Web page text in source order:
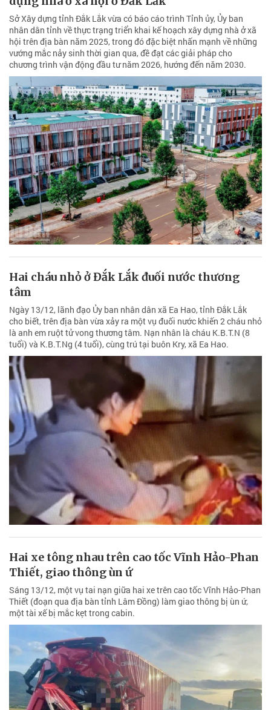
Sở Xây dựng tỉnh Đắk Lắk vừa có báo cáo trình Tỉnh ủy, Ủy ban
nhân dân tỉnh về thực trạng triển khai kế hoạch xây dựng nhà ở xã
hội trên địa bàn năm 2025, trong đó đặc biệt nhấn mạnh về những
vướng mắc nảy sinh thời gian qua, đề đạt các giải pháp cho
chương trình vận động đầu tư năm 2026, hướng đến năm 2030.
Hai cháu nhỏ ở Đắk Lắk đuối nước thương
tâm
Ngày 13/12, lãnh đạo Ủy ban nhân dân xã Ea Hao, tỉnh Đắk Lắk
cho biết, trên địa bàn vừa xảy ra một vụ đuối nước khiến 2 cháu nhỏ
là anh em ruột tử vong thương tâm. Nạn nhân là cháu K.B.T.N (8
tuổi) và K.B.T.Ng (4 tuổi), cùng trú tại buôn Kry, xã Ea Hao.
Hai xe tông nhau trên cao tốc Vĩnh Hảo-Phan
Thiết, giao thông ùn ứ
Sáng 13/12, một vụ tai nạn giữa hai xe trên cao tốc Vĩnh Hảo-Phan
Thiết (đoạn qua địa bàn tỉnh Lâm Đồng) làm giao thông bị ùn ứ,
một tài xế bị mắc kẹt trong cabin.